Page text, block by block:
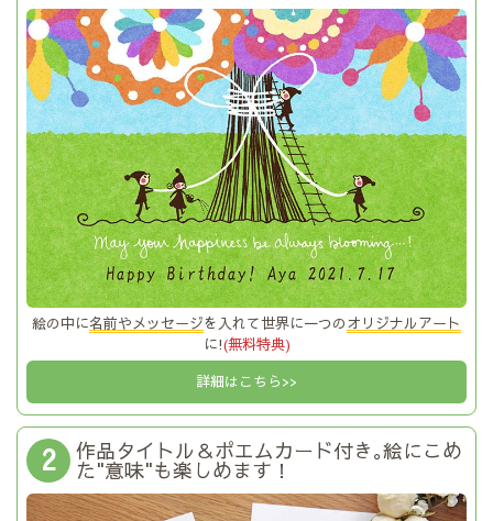
絵の中に名前やメッセージを入れて世界に一つのオリジナルアート
に!(無料特典)
詳細はこちら>>
2 作品タイトル＆ポエムカード付き｡絵にこめ
た"意味"も楽しめます！